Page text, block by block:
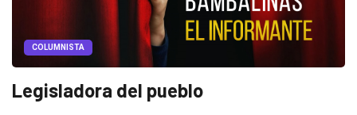
COLUMNISTA
Legisladora del pueblo